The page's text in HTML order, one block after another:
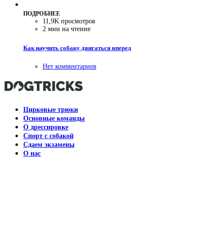
ПОДРОБНЕЕ
11,9K просмотров
2 мин на чтение
Как научить собаку двигаться вперед
Нет комментариев
Цирковые трюки
Основные команды
О дрессировке
Спорт с собакой
Сдаем экзамены
О нас